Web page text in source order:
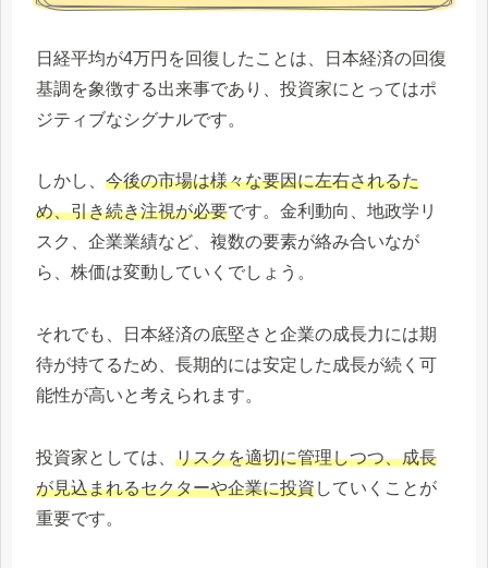
日経平均が4万円を回復したことは、日本経済の回復
基調を象徴する出来事であり、投資家にとってはポ
ジティブなシグナルです。
しかし、 今後の市場は様々な要因に左右されるた
め、引き続き注視が必要です。金利動向、地政学リ
スク、企業業績など、複数の要素が絡み合いなが
ら、株価は変動していくでしょう。
それでも、日本経済の底堅さと企業の成長力には期
待が持てるため、長期的には安定した成長が続く可
能性が高いと考えられます。
投資家としては、 リスクを適切に管理しつつ、成長
が見込まれるセクターや企業に投資していくことが
重要です。